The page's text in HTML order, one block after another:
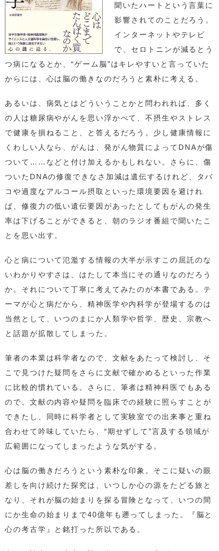
聞いたハートという言葉に
影響されてのことだろう。
インターネットやテレビ
で、セロトニンが減るとう
つ病になるとか、“ゲーム脳”はキレやすいと言っていた
からには、心は脳の働きなのだろうと素朴に考える。
あるいは、病気とはどういうことかと問われれば、多く
の人は糖尿病やがんを思い浮かべて、不摂生やストレス
で健康を損ねること、と答えるだろう。少し健康情報に
くわしい人なら、がんは、発がん物質によってDNAが傷
ついて……などと付け加えるかもしれない。さらに、傷
ついたDNAの修復できなさ加減は遺伝するけれど、タバ
コや過度なアルコール摂取といった環境要因を避けれ
ば、修復力の低い遺伝要因があったとしてもがんの発生
率は下げることができると、朝のラジオ番組で聞いたこ
とを思い出す。
心と病について氾濫する情報の大半が示すこの屈託のな
いわかりやすさは、はたして本当にその通りなのだろう
か。それについて丁寧に考えてみたのが本書である。テ
ーマが心と病だから、精神医学や内科学が登場するのは
当然として、いつのまにか人類学や哲学、歴史、宗教へ
と話題が拡散してしまった。
筆者の本業は科学者なので、文献をあたって検討し、そ
こで見つけた疑問をさらに文献で確かめるといった作業
に比較的慣れている。さらに、筆者は精神科医でもある
ので、文献の内容や疑問を臨床での経験に照らすことが
できたし、同時に科学者として実験室での出来事と重ね
合わせて吟味していたら、“期せずして”言及する領域が
広範囲になってしまったような気がする。
心は脳の働きだろうという素朴な印象。そこに疑いの眼
差しを向け続けた探究は、いつしか心の源をたどる旅と
なり、それが脳の始まりを探る冒険となって、いつの間
にか生命の始まりまで40億年も遡ってしまった。『脳と
心の考古学』と銘打った所以である。